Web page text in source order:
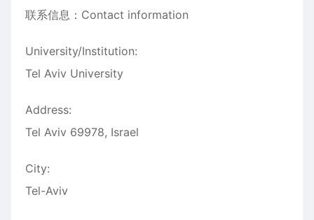
联系信息：Contact information
University/Institution:
Tel Aviv University
Address:
Tel Aviv 69978, Israel
City:
Tel-Aviv